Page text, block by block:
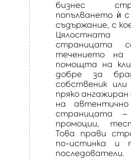
бизнес
попълването ѝ
съдържание, с
страницата
течението
помощта на
добре за
собственик
пряко
на
страницата –
промоции,
Това прави
по-истинка и
последователи.